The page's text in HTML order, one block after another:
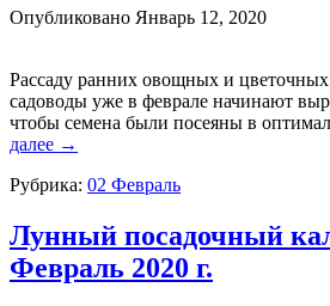
Опубликовано Январь 12, 2020
Рассаду ранних овощных и цветочных
садоводы уже в феврале начинают
чтобы семена были посеяны в
далее →
Рубрика: 02 Февраль
Лунный посадочный
Февраль 2020 г.